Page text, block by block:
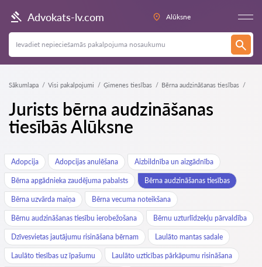
Advokats-lv.com Alūksne
Sākumlapa Visi pakalpojumi Ģimenes tiesības Bērna audzināšanas tiesības
Jurists bērna audzināšanas
tiesībās Alūksne
Adopcija Adopcijas anulēšana Aizbildnība un aizgādnība
Bērna apgādnieka zaudējuma pabalsts Bērna audzināšanas tiesības
Bērna uzvārda maiņa Bērna vecuma noteikšana
Bērnu audzināšanas tiesību ierobežošana Bērnu uzturlīdzekļu pārvaldība
Dzīvesvietas jautājumu risināšana bērnam Laulāto mantas sadale
Laulāto tiesības uz īpašumu Laulāto uzticības pārkāpumu risināšana